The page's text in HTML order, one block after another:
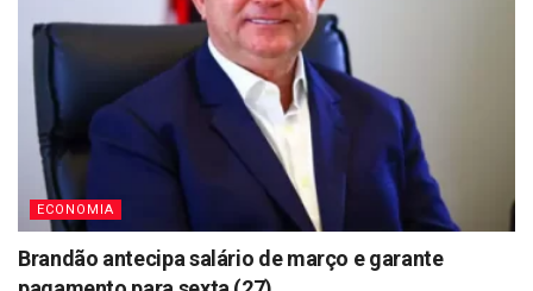
ECONOMIA
Brandão antecipa salário de março e garante